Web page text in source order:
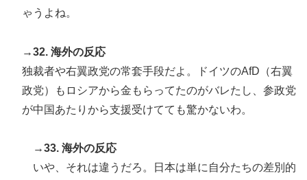
ゃうよね。
→32. 海外の反応
独裁者や右翼政党の常套手段だよ。ドイツのAfD（右翼
政党）もロシアから金もらってたのがバレたし、参政党
が中国あたりから支援受けてても驚かないわ。
→33. 海外の反応
いや、それは違うだろ。日本は単に自分たちの差別的